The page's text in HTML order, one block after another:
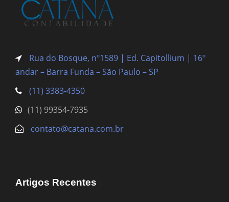
Rua do Bosque, nº1589 | Ed. Capitollium | 16º
andar – Barra Funda – São Paulo – SP
(11) 3383-4350
(11) 99354-7935
contato@catana.com.br
Artigos Recentes